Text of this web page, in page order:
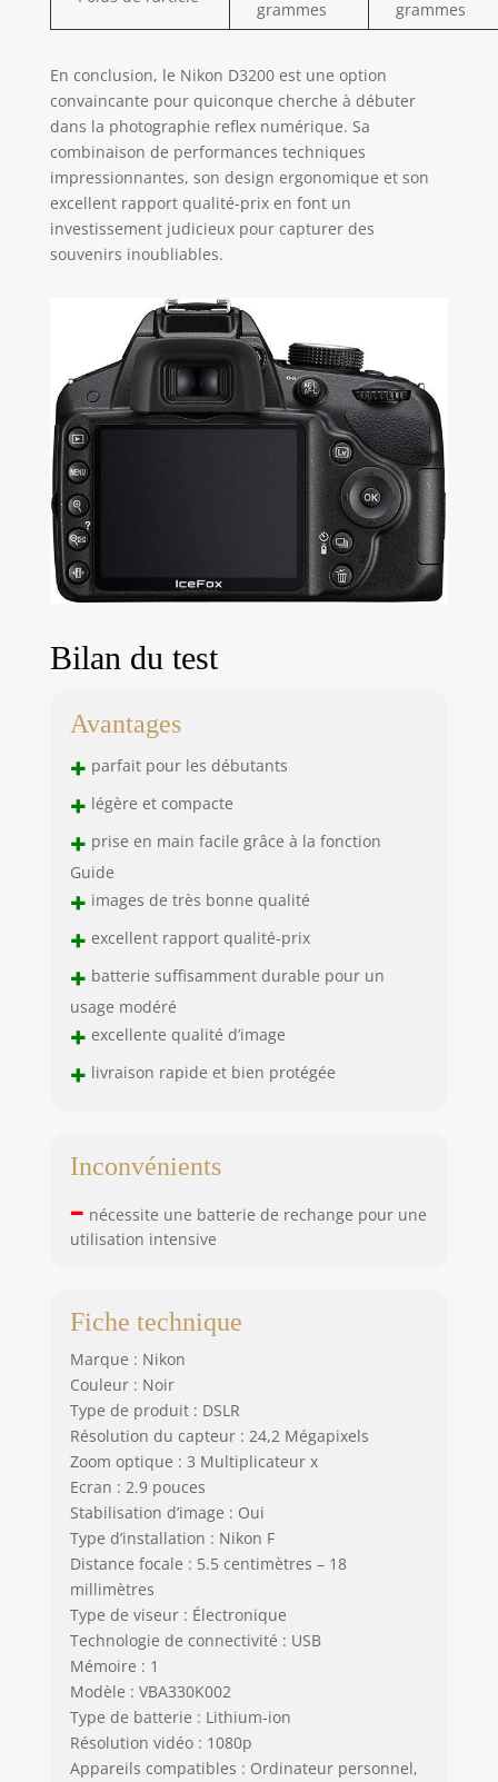
grammes grammes
En conclusion, le Nikon D3200 est une option
convaincante pour quiconque cherche à débuter
dans la photographie reflex numérique. Sa
combinaison de performances techniques
impressionnantes, son design ergonomique et son
excellent rapport qualité-prix en font un
investissement judicieux pour capturer des
souvenirs inoubliables.
Bilan du test
Avantages
+ parfait pour les débutants
+ légère et compacte
+ prise en main facile grâce à la fonction
Guide
+ images de très bonne qualité
+ excellent rapport qualité-prix
+ batterie suffisamment durable pour un
usage modéré
+ excellente qualité d’image
+ livraison rapide et bien protégée
Inconvénients
– nécessite une batterie de rechange pour une
utilisation intensive
Fiche technique
Marque : Nikon
Couleur : Noir
Type de produit : DSLR
Résolution du capteur : 24,2 Mégapixels
Zoom optique : 3 Multiplicateur x
Ecran : 2.9 pouces
Stabilisation d’image : Oui
Type d’installation : Nikon F
Distance focale : 5.5 centimètres – 18
millimètres
Type de viseur : Électronique
Technologie de connectivité : USB
Mémoire : 1
Modèle : VBA330K002
Type de batterie : Lithium-ion
Résolution vidéo : 1080p
Appareils compatibles : Ordinateur personnel,